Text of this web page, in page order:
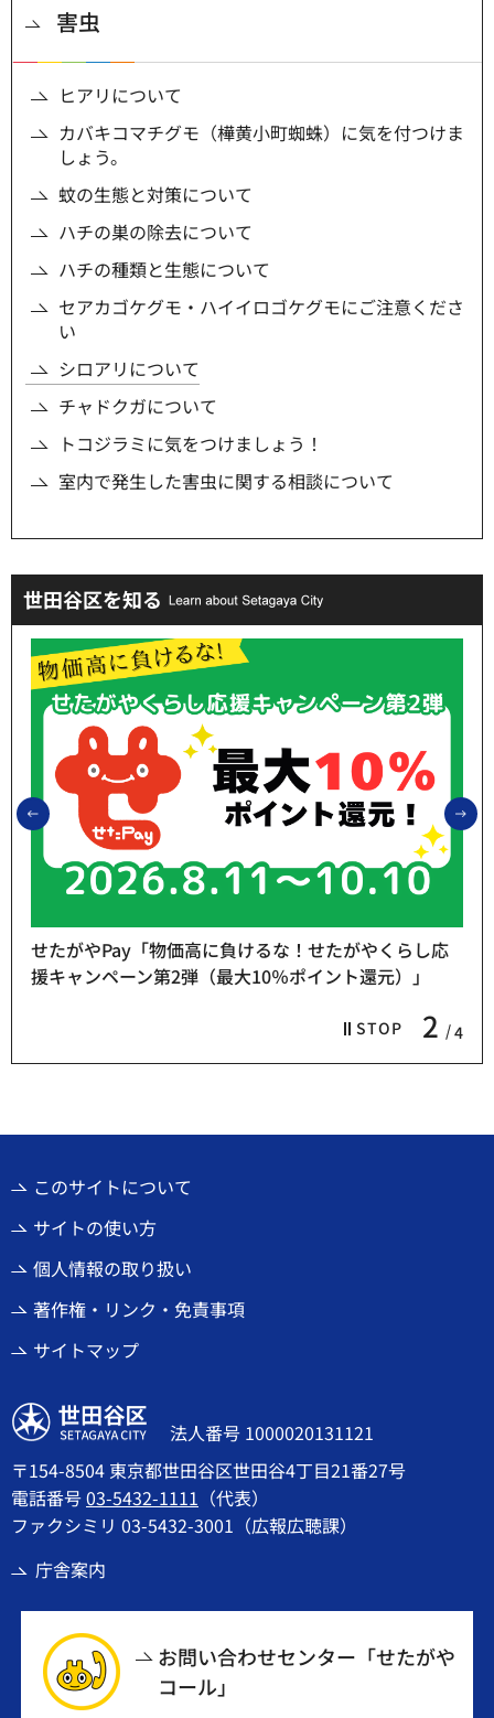
害虫
ヒアリについて
カバキコマチグモ（樺黄小町蜘蛛）に気を付つけま
しょう。
蚊の生態と対策について
ハチの巣の除去について
ハチの種類と生態について
セアカゴケグモ・ハイイロゴケグモにご注意くださ
い
シロアリについて
チャドクガについて
トコジラミに気をつけましょう！
室内で発生した害虫に関する相談について
世田谷区を知る
前のスライドを表示
STOP 2 4
せたがやPay「物価高に負けるな！せたがやくらし応
援キャンペーン第2弾（最大10％ポイント還元）」
このサイトについて
サイトの使い方
個人情報の取り扱い
著作権・リンク・免責事項
サイトマップ
世田谷区
法人番号 1000020131121
〒154-8504 東京都世田谷区世田谷4丁目21番27号
電話番号03-5432-1111 （代表）
ファクシミリ 03-5432-3001（広報広聴課）
庁舎案内
お問い合わせセンター「せたがや
コール」